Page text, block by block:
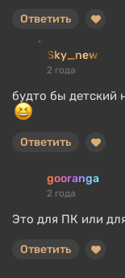
Ответить
Sky_new
2 года
будто бы детский
Ответить
gooranga
2 года
Это для ПК или
Ответить